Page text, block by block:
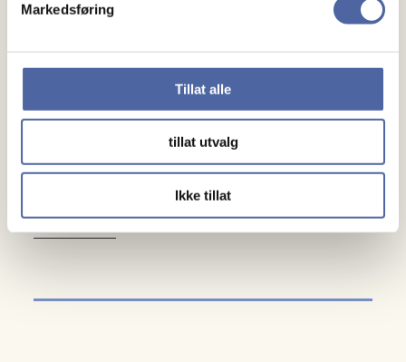
Markedsføring
Tillat alle
tillat utvalg
Ikke tillat
Gaver
Om oss